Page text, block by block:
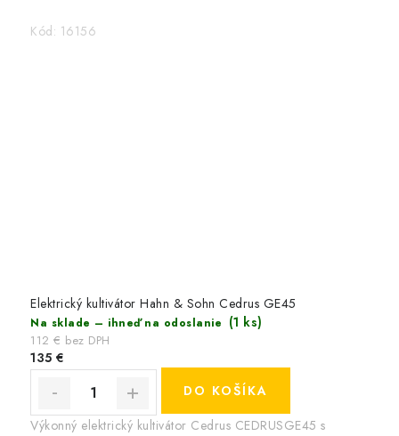
Kód: 16156
Elektrický kultivátor Hahn & Sohn Cedrus GE45
Na sklade – ihneď na odoslanie (1 ks)
112 € bez DPH
135 €
DO KOŠÍKA
Výkonný elektrický kultivátor Cedrus CEDRUSGE45 s